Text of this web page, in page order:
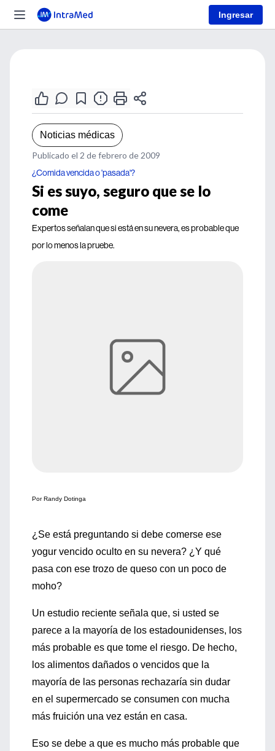
Ingresar
Noticias médicas
Publicado el 2 de febrero de 2009
¿Comida vencida o 'pasada'?
Si es suyo, seguro que se lo
come
Expertos señalan que si está en su nevera, es probable que
por lo menos la pruebe.
Por Randy Dotinga
¿Se está preguntando si debe comerse ese
yogur vencido oculto en su nevera? ¿Y qué
pasa con ese trozo de queso con un poco de
moho?
Un estudio reciente señala que, si usted se
parece a la mayoría de los estadounidenses, los
más probable es que tome el riesgo. De hecho,
los alimentos dañados o vencidos que la
mayoría de las personas rechazaría sin dudar
en el supermercado se consumen con mucha
más fruición una vez están en casa.
Eso se debe a que es mucho más probable que